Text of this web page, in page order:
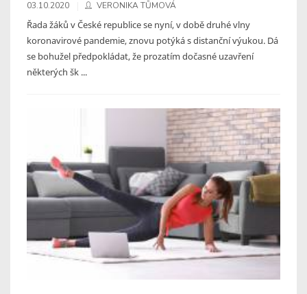
03.10.2020 VERONIKA TŮMOVÁ
Řada žáků v České republice se nyní, v době druhé vlny
koronavirové pandemie, znovu potýká s distanční výukou. Dá
se bohužel předpokládat, že prozatím dočasné uzavření
některých šk ...